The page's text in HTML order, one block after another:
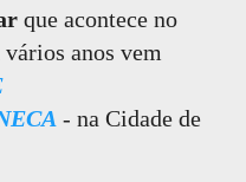
que acontece no
anos vem
- na Cidade de